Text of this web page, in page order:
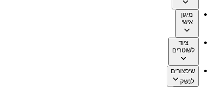
מיגון
אישי
ציוד
לשוטרים
שיפצורים
לנשק